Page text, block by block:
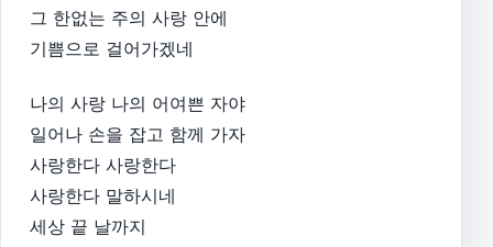
그 한없는 주의 사랑 안에
기쁨으로 걸어가겠네
나의 사랑 나의 어여쁜 자야
일어나 손을 잡고 함께 가자
사랑한다 사랑한다
사랑한다 말하시네
세상 끝 날까지